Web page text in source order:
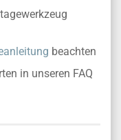
beachten
in unseren FAQ